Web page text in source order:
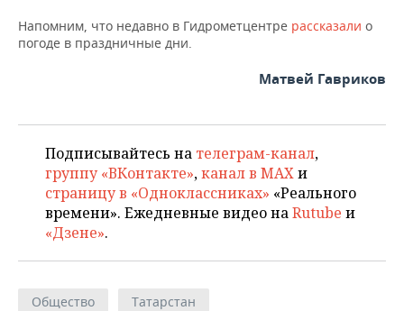
ВОЛЕЙБОЛ
ХОККЕЙ С МЯЧОМ
ИСТОРИЯ
ПРОИСШЕСТВИЯ
СПИСОК ПЕРСОН
ПОЛНАЯ ВЕРСИЯ
Напомним, что недавно в Гидрометцентре рассказали о
погоде в праздничные дни.
Матвей Гавриков
Подписывайтесь на телеграм-канал,
группу «ВКонтакте»,канал в MAXи
страницу в «Одноклассниках» «Реального
времени». Ежедневные видео наRutube и
«Дзене».
Общество Татарстан